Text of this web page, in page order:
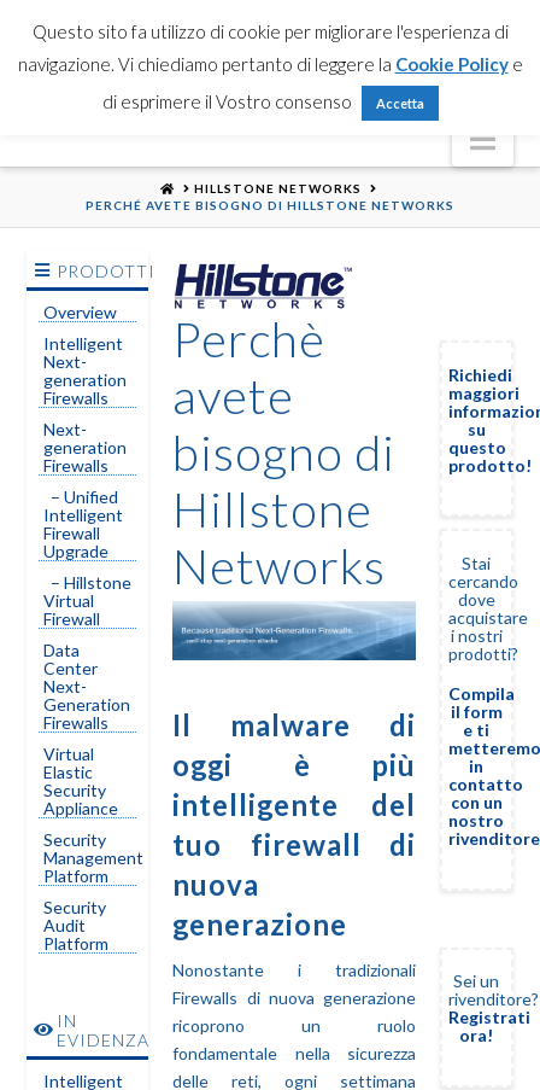
HOMEHILLSTONE NETWORKS
PERCHÉ AVETE BISOGNO DI HILLSTONE NETWORKS
PRODOTTI
Overview
Intelligent
Next-
generation
Firewalls
Next-
generation
Firewalls
– Unified
Intelligent
Firewall
Upgrade
– Hillstone
Virtual
Firewall
Data
Center
Next-
Generation
Firewalls
Virtual
Elastic
Security
Appliance
Security
Management
Platform
Security
Audit
Platform
IN
EVIDENZA
Intelligent
Perchè
avete
bisogno di
Hillstone
Networks
Il malware di
oggi è più
intelligente del
tuo firewall di
nuova
generazione
Nonostante i tradizionali
Firewalls di nuova generazione
ricoprono un ruolo
fondamentale nella sicurezza
delle reti, ogni settimana
Richiedi
maggiori
su
questo
prodotto!
Stai
cercando
dove
acquistare
i nostri
prodotti?
Compila
il form
e ti
in
contatto
con un
nostro
Sei un
rivenditore?
Registrati
ora!
Questo sito fa utilizzo di cookie per migliorare l'esperienza di
navigazione. Vi chiediamo pertanto di leggere la Cookie Policye
di esprimere il Vostro consenso
Accetta